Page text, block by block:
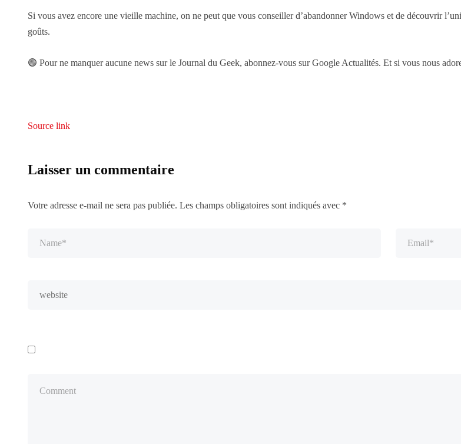
Si vous avez encore une vieille machine, on ne peut que vous conseiller d’abandonner Windows et de découvrir
goûts.
🟣 Pour ne manquer aucune news sur le Journal du Geek, abonnez-vous sur Google Actualités. Et si vous nous
Source link
Laisser un commentaire
Votre adresse e-mail ne sera pas publiée. Les champs obligatoires sont indiqués avec *